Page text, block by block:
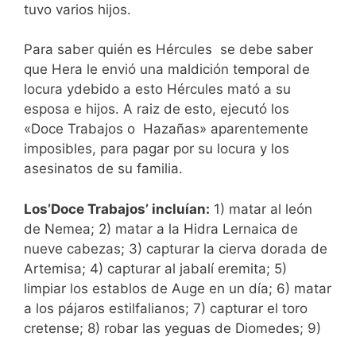
tuvo varios hijos.
Para saber quién es Hércules se debe saber
que Hera le envió una maldición temporal de
locura ydebido a esto Hércules mató a su
esposa e hijos. A raiz de esto, ejecutó los
«Doce Trabajos o Hazañas» aparentemente
imposibles, para pagar por su locura y los
asesinatos de su familia.
Los’Doce Trabajos’ incluían: 1) matar al león
de Nemea; 2) matar a la Hidra Lernaica de
nueve cabezas; 3) capturar la cierva dorada de
Artemisa; 4) capturar al jabalí eremita; 5)
limpiar los establos de Auge en un día; 6) matar
a los pájaros estilfalianos; 7) capturar el toro
cretense; 8) robar las yeguas de Diomedes; 9)